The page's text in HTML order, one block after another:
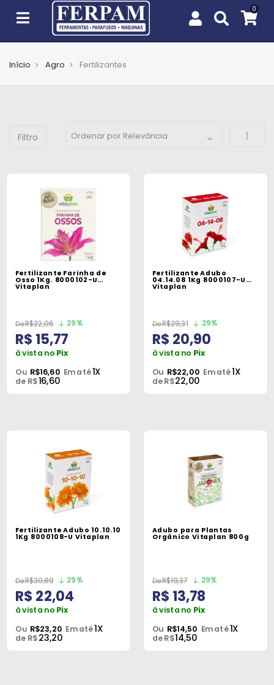
Jardim
Fixação
Cobertura
Ferramentas
Máquinas
Materiais
de
Pneumáticos
Tintas
Químicos
Acessórios
Mecânica
Início Agro Fertilizantes
Fertilizante Farinha de
Osso 1Kg. 8000102-U
Vitaplan
R$22,06 29%
R$ 15,77
à vista no Pix
Ou R$16,60 Em até1X
de R$16,60
Fertilizante Adubo
04.14.08 1Kg 8000107-U
Vitaplan
R$29,31 29%
R$ 20,90
à vista no Pix
Ou R$22,00 Em até1X
de R$22,00
Fertilizante Adubo 10.10.10
1Kg 8000108-U Vitaplan
R$30,89 29%
R$ 22,04
à vista no Pix
Ou R$23,20 Em até1X
de R$23,20
Adubo para Plantas
Orgânico Vitaplan 800g
R$19,37 29%
R$ 13,78
à vista no Pix
Ou R$14,50 Em até1X
de R$14,50